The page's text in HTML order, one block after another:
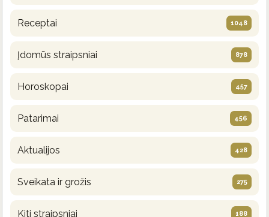
Receptai 1048
Įdomūs straipsniai 878
Horoskopai 457
Patarimai 456
Aktualijos 428
Sveikata ir grožis 275
Kiti straipsniai 188